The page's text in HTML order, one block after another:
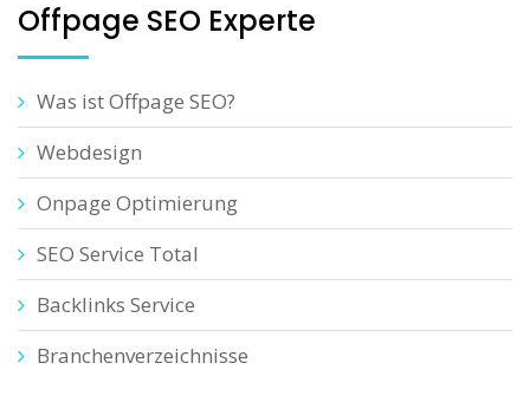
Offpage SEO Experte
Was ist Offpage SEO?
Webdesign
Onpage Optimierung
SEO Service Total
Backlinks Service
Branchenverzeichnisse